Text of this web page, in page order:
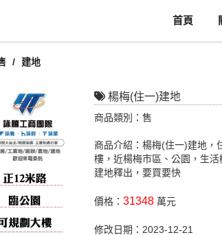
首頁
建地
楊梅(住一)建地
商品類別：售
商品介紹：楊梅(住一)建地，
樓，近楊梅市區、公園，生
建地釋出，要買要快
價格： 31348 萬元
修改日期：2023-12-21